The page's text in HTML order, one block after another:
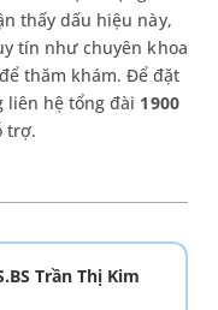
thấy dấu hiệu này,
tín như chuyên khoa
thăm khám. Để đặt
liên hệ tổng đài 1900
trợ.
Trần Thị Kim